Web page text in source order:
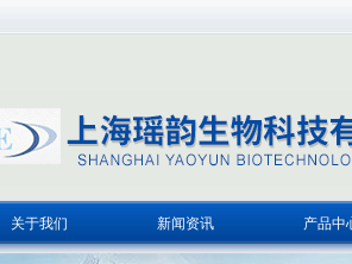
关于我们 新闻资讯 产品中